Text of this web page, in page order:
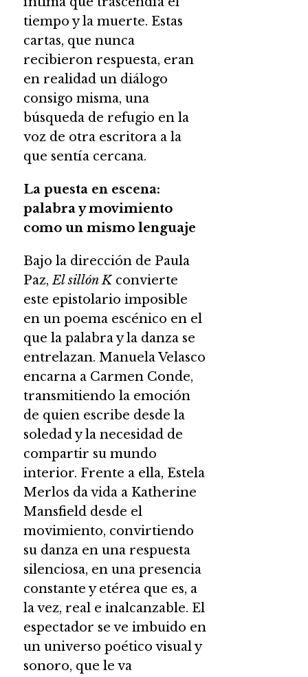
tiempo y la muerte. Estas
cartas, que nunca
recibieron respuesta, eran
en realidad un diálogo
consigo misma, una
búsqueda de refugio en la
voz de otra escritora a la
que sentía cercana.
La puesta en escena:
palabra y movimiento
como un mismo lenguaje
Bajo la dirección de Paula
Paz,El sillón Kconvierte
este epistolario imposible
en un poema escénico en el
que la palabra y la danza se
entrelazan. Manuela Velasco
encarna a Carmen Conde,
transmitiendo la emoción
de quien escribe desde la
soledad y la necesidad de
compartir su mundo
interior. Frente a ella, Estela
Merlos da vida a Katherine
Mansfield desde el
movimiento, convirtiendo
su danza en una respuesta
silenciosa, en una presencia
constante y etérea que es, a
la vez, real e inalcanzable. El
espectador se ve imbuido en
un universo poético visual y
sonoro, que le va